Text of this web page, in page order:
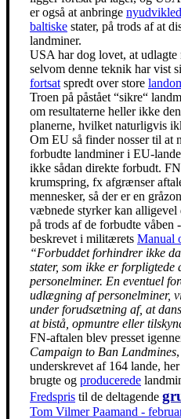
er også at anbringe
baltiske stater, på trods af at
landminer.
USA har dog lovet, at
selvom denne teknik har vist
fortsat spredt over store
Troen på påstået “sikre“
om resultaterne heller ikke
planerne, hvilket naturligvis
Om EU så finder nosser til at
forbudte landminer i EU-
ikke sådan direkte forbudt.
krumspring, fx afgrænser
mennesker, så der er en
væbnede styrker kan
på trods af de forbudte
beskrevet i militærets Manual
“Forbuddet forhindrer ikke
stater, som ikke er forpligtede
personelminer. En eventuel
udlægning af personelminer,
under forudsætning af, at
at bistå, opmuntre eller
FN-aftalen blev presset
Campaign to Ban Landmines
underskrevet af 164 lande,
brugte og producerede
Fredspris til de deltagende
Tom Vilmer Paamand -